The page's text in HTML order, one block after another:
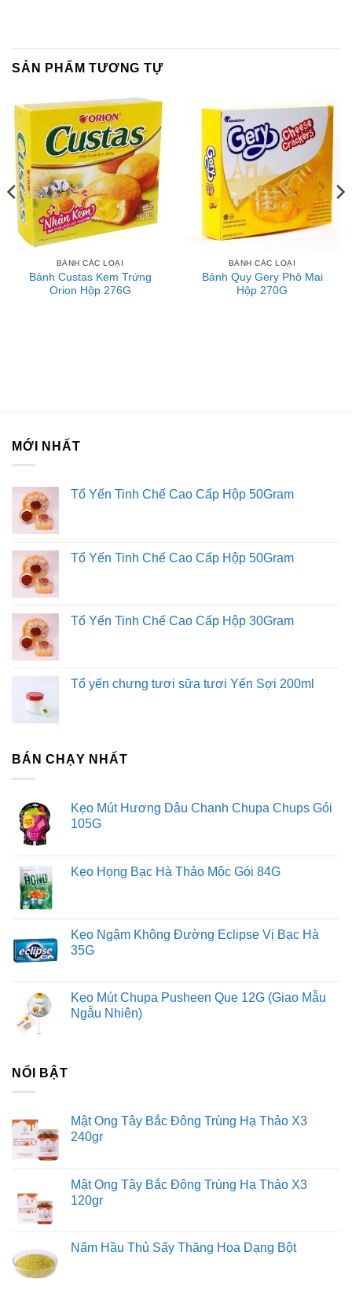
SẢN PHẨM TƯƠNG TỰ
BÁNH CÁC LOẠI
Bánh Custas Kem Trứng
Orion Hộp 276G
BÁNH CÁC LOẠI
Bánh Quy Gery Phô Mai
Hộp 270G
MỚI NHẤT
Tổ Yến Tinh Chế Cao Cấp Hộp 50Gram
Tổ Yến Tinh Chế Cao Cấp Hộp 50Gram
Tổ Yến Tinh Chế Cao Cấp Hộp 30Gram
Tổ yến chưng tươi sữa tươi Yến Sợi 200ml
BÁN CHẠY NHẤT
Kẹo Mút Hương Dâu Chanh Chupa Chups Gói
105G
Kẹo Họng Bạc Hà Thảo Mộc Gói 84G
Kẹo Ngậm Không Đường Eclipse Vị Bạc Hà
35G
Kẹo Mút Chupa Pusheen Que 12G (Giao Mẫu
Ngẫu Nhiên)
NỔI BẬT
Mật Ong Tây Bắc Đông Trùng Hạ Thảo X3
240gr
Mật Ong Tây Bắc Đông Trùng Hạ Thảo X3
120gr
Nấm Hầu Thủ Sấy Thăng Hoa Dạng Bột